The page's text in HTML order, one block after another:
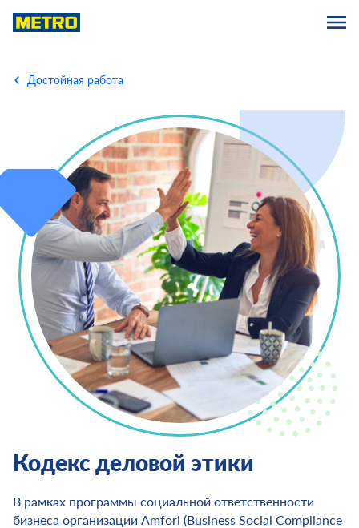
Достойная работа
Кодекс деловой этики
В рамках программы социальной ответственности
бизнеса организации Amfori (Business Social Compliance